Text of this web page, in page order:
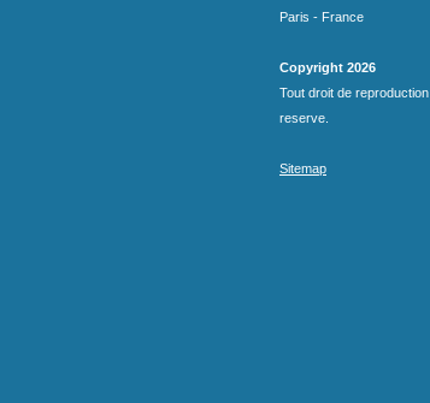
Paris - France
Copyright 2026
Tout droit de reproduction
reserve.
Sitemap